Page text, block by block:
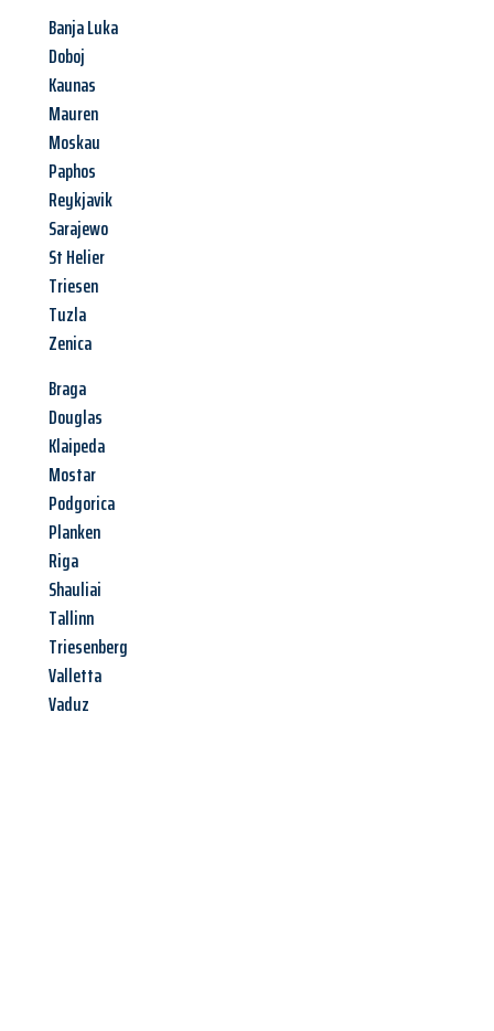
Banja Luka
Doboj
Kaunas
Mauren
Moskau
Paphos
Reykjavik
Sarajewo
St Helier
Triesen
Tuzla
Zenica
Braga
Douglas
Klaipeda
Mostar
Podgorica
Planken
Riga
Shauliai
Tallinn
Triesenberg
Valletta
Vaduz